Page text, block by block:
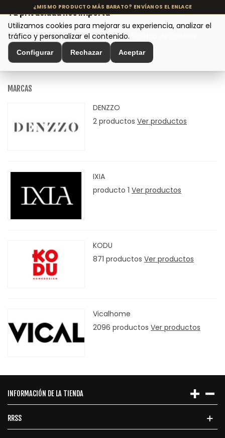
MENÚ
Inicio > Marcas
MARCAS
DENZZO
2 productos Ver productos
IXIA
producto 1 Ver productos
KODU
871 productos Ver productos
Vicalhome
2096 productos Ver productos
INFORMACIÓN DE LA TIENDA
RRSS
Tu privacidad nos importa
Utilizamos cookies para mejorar su experiencia, analizar el
tráfico y personalizar el contenido.
Configurar Rechazar Aceptar